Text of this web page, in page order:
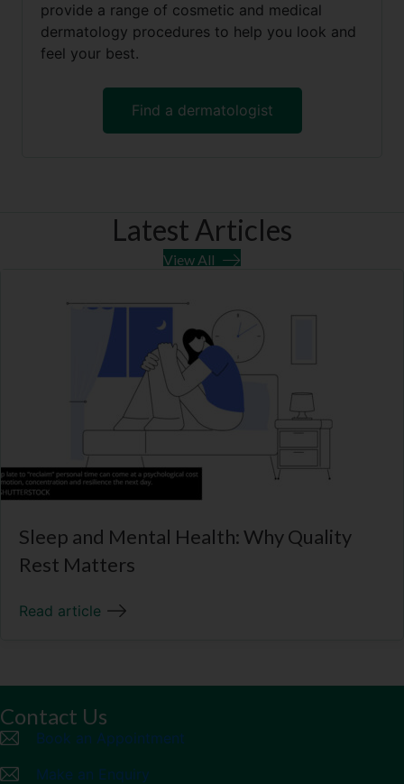
provide a range of cosmetic and medical
dermatology procedures to help you look and
feel your best.
Find a dermatologist
Latest Articles
View All
Sleep and Mental Health: Why Quality
Rest Matters
Read article
Contact Us
Book an Appointment
Make an Enquiry